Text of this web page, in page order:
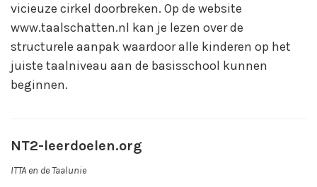
vicieuze cirkel doorbreken. Op de website
www.taalschatten.nl kan je lezen over de
structurele aanpak waardoor alle kinderen op het
juiste taalniveau aan de basisschool kunnen
beginnen.
NT2-leerdoelen.org
ITTA en de Taalunie